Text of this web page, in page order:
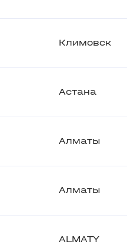
Климовск
Астана
Алматы
Алматы
ALMATY